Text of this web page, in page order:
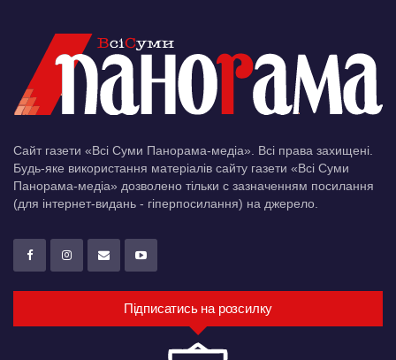
Сайт газети «Всі Суми Панорама-медіа». Всі права захищені.
Будь-яке використання матеріалів сайту газети «Всі Суми
Панорама-медіа» дозволено тільки c зазначенням посилання
(для інтернет-видань - гіперпосилання) на джерело.
Підписатись на розсилку